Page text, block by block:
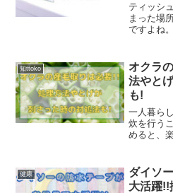
ティッシ
まった場
ですよね
にティッ
ネットタ
知ttoko
オクラ
法やと
も!
一人暮ら
炊を行う
めると、
処理の方
に、下処
健康
ダイソ
大活躍!!